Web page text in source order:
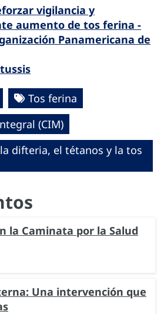
vigilancia y
aumento de tos ferina -
Panamericana de
Tos ferina
(CIM)
difteria, el tétanos y la tos
la Caminata por la Salud
Una intervención que